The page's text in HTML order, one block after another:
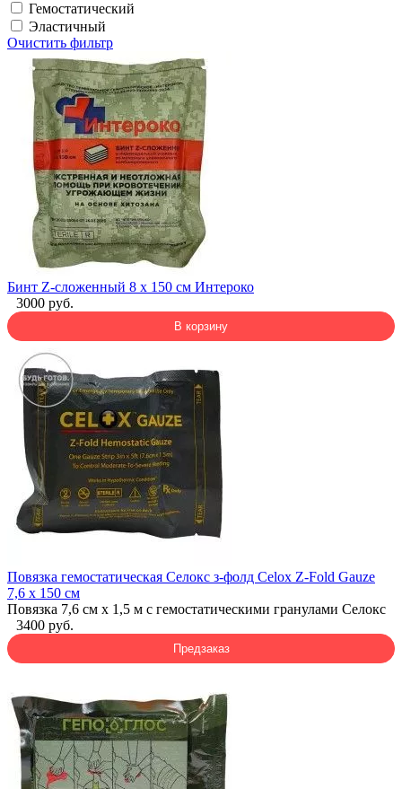
Гемостатический
Эластичный
Очистить фильтр
Бинт Z-сложенный 8 х 150 см Интероко
3000 руб.
В корзину
Повязка гемостатическая Селокс з-фолд Celox Z-Fold Gauze
7,6 x 150 см
Повязка 7,6 см х 1,5 м с гемостатическими гранулами Селокс
3400 руб.
Предзаказ